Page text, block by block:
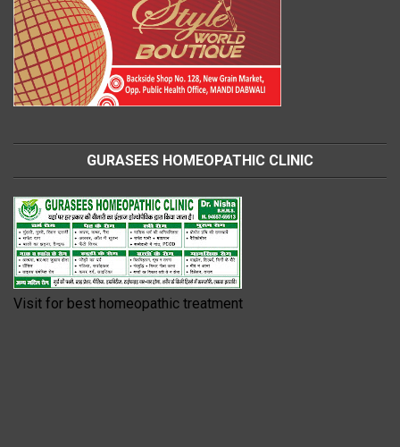
GURASEES HOMEOPATHIC CLINIC
Visit for best homeopathic treatment